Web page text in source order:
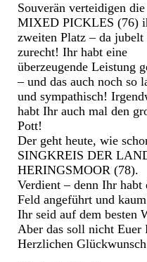
Souverän verteidigen die
MIXED PICKLES (76)
zweiten Platz – da
zurecht! Ihr habt eine
überzeugende Leistung
– und das auch noch so
und sympathisch!
habt Ihr auch mal den
Pott!
Der geht heute, wie
SINGKREIS DER
HERINGSMOOR (78).
Verdient – denn Ihr habt
Feld angeführt und
Ihr seid auf dem besten
Aber das soll nicht Euer
Herzlichen